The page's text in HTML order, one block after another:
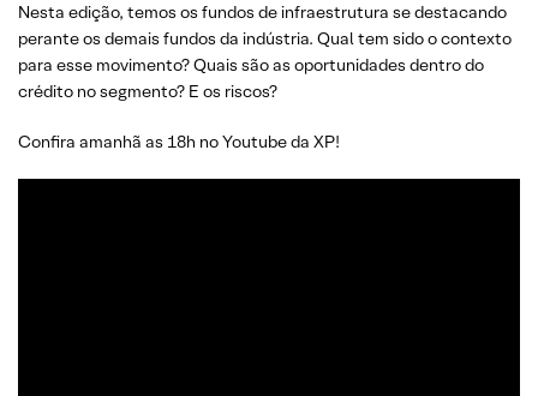
Nesta edição, temos os fundos de infraestrutura se destacando
perante os demais fundos da indústria. Qual tem sido o contexto
para esse movimento? Quais são as oportunidades dentro do
crédito no segmento? E os riscos?
Confira amanhã as 18h no Youtube da XP!